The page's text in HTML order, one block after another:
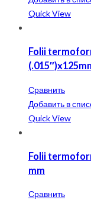
Quick View
Folii
Сравнить
Добавить в
Quick View
Folii
mm
Сравнить